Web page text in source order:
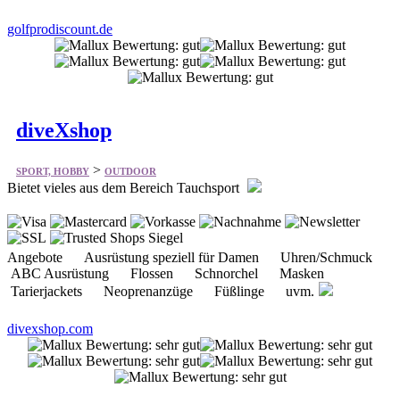
SPORT, HOBBY >OUTDOOR
Bietet vieles aus dem Bereich Tauchsport
Angebote Ausrüstung speziell für Damen Uhren/Schmuck
ABC Ausrüstung Flossen Schnorchel Masken
Tarierjackets Neoprenanzüge Füßlinge uvm.
divexshop.com
Kiteladen